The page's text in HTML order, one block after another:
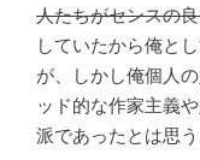
人たちがセンスの
していたから俺と
が、しかし俺個人
ッド的な作家主義
派であったとは思う